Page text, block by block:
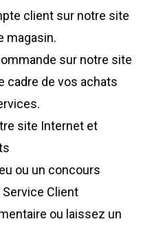
client sur notre site
magasin.
sur notre site
cadre de vos achats
site Internet et
ou un concours
Client
ou laissez un